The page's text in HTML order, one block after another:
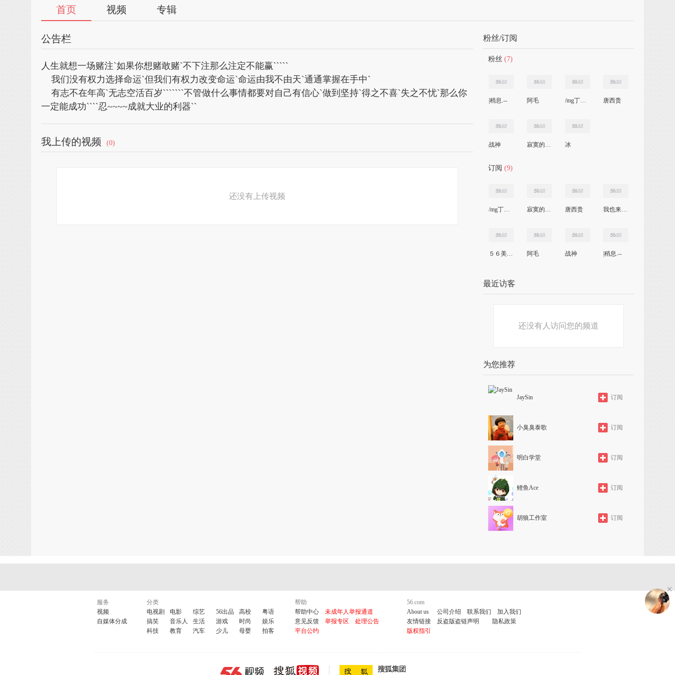
首页 视频 专辑
公告栏
人生就想一场赌注`如果你想赌敢赌`不下注那么注定不能赢`````
我们没有权力选择命运`但我们有权力改变命运`命运由我不由天`通通掌握在手中`
有志不在年高`无志空活百岁```````不管做什么事情都要对自己有信心`做到坚持`得之不喜`失之不忧`那么你
一定能成功````忍~~~~成就大业的利器``
我上传的视频 (0)
还没有上传视频
粉丝/订阅
粉丝 (7)
|稍息.-- 阿毛 /mg丁香花 唐西贵
战神 寂寞的流星 冰
订阅 (9)
/mg丁香花 寂寞的流星 唐西贵 我也来了56
５６美女主播 阿毛 战神 |稍息.--
最近访客
还没有人访问您的频道
为您推荐
JaySin 订阅
小臭臭泰歌 订阅
明白学堂 订阅
鲤鱼Ace 订阅
胡狼工作室 订阅
服务
视频
自媒体分成
分类
电视剧
电影 综艺 56出品 高校
粤语
搞笑
音乐人 生活 游戏 时尚
娱乐
科技
教育 汽车 少儿 母婴 拍客
帮助
帮助中心
未成年人举报通道
意见反馈
举报专区
处理公告
平台公约
56.com
About us
公司介绍 联系我们
加入我们
友情链接
反盗版盗链声明
隐私政策
版权指引